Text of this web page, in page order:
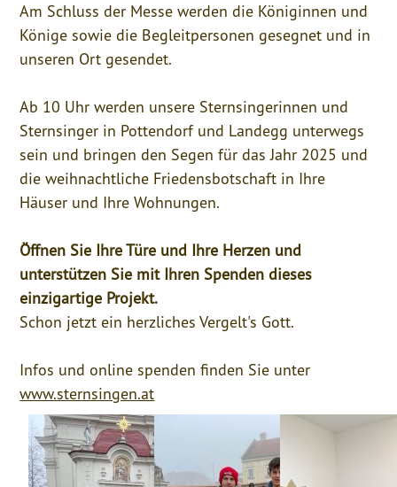
Am Schluss der Messe werden die Königinnen und
Könige sowie die Begleitpersonen gesegnet und in
unseren Ort gesendet.
Ab 10 Uhr werden unsere Sternsingerinnen und
Sternsinger in Pottendorf und Landegg unterwegs
sein und bringen den Segen für das Jahr 2025 und
die weihnachtliche Friedensbotschaft in Ihre
Häuser und Ihre Wohnungen.
Öffnen Sie Ihre Türe und Ihre Herzen und
unterstützen Sie mit Ihren Spenden dieses
einzigartige Projekt.
Schon jetzt ein herzliches Vergelt's Gott.
Infos und online spenden finden Sie unter
www.sternsingen.at